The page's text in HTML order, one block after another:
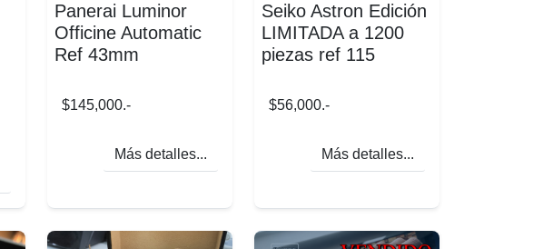
Panerai Luminor
Officine Automatic
Ref 43mm
$145,000.-
Más detalles...
Seiko Astron Edición
LIMITADA a 1200
piezas ref 115
$56,000.-
Más detalles...